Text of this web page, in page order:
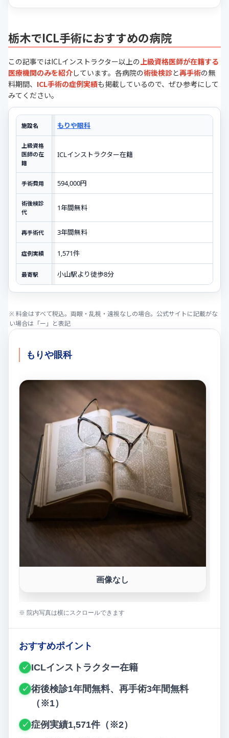
栃木でICL手術におすすめの病院
この記事ではICLインストラクター以上の上級資格医師が在籍する
医療機関のみを紹介しています。各病院の術後検診と再手術の無
料期間、 ICL手術の症例実績も掲載しているので、ぜひ参考にして
みてください。
施設名 もりや眼科
上級資格
医師の在
籍
ICLインストラクター在籍
手術費用 594,000円
術後検診
代
1年間無料
再手術代 3年間無料
症例実績 1,571件
最寄駅 小山駅より徒歩8分
※ 料金はすべて税込。両眼・乱視・遠視なしの場合。公式サイトに記載がな
い場合は「ー」と表記
もりや眼科
画像なし
※ 院内写真は横にスクロールできます
おすすめポイント
✓ ICLインストラクター在籍
✓ 術後検診1年間無料、再手術3年間無料
（※1）
✓ 症例実績1,571件（※2）